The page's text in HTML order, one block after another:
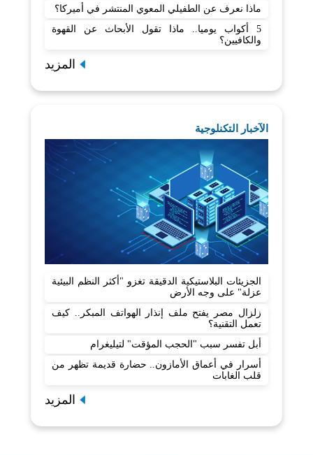
ماذا نعرف عن الطفيلي المعوي المنتشر في أميركا؟
5 أكواب يوميا.. ماذا تقول الأبحاث عن القهوة
والكافيين؟
المزيد
الآخبار التكنلوجية
الجزيئات البلاستيكية الدقيقة تغزو "أكثر النظم البيئية
عزلة" على وجه الأرض
زلزال مصر يفتح ملف إنذار الهواتف المبكر.. كيف
تعمل التقنية؟
أبل تفسر سبب "الحجب المؤقت" لتيليغرام
أسرار في أعماق الأمازون.. حضارة قديمة تظهر من
قلب الغابات
المزيد